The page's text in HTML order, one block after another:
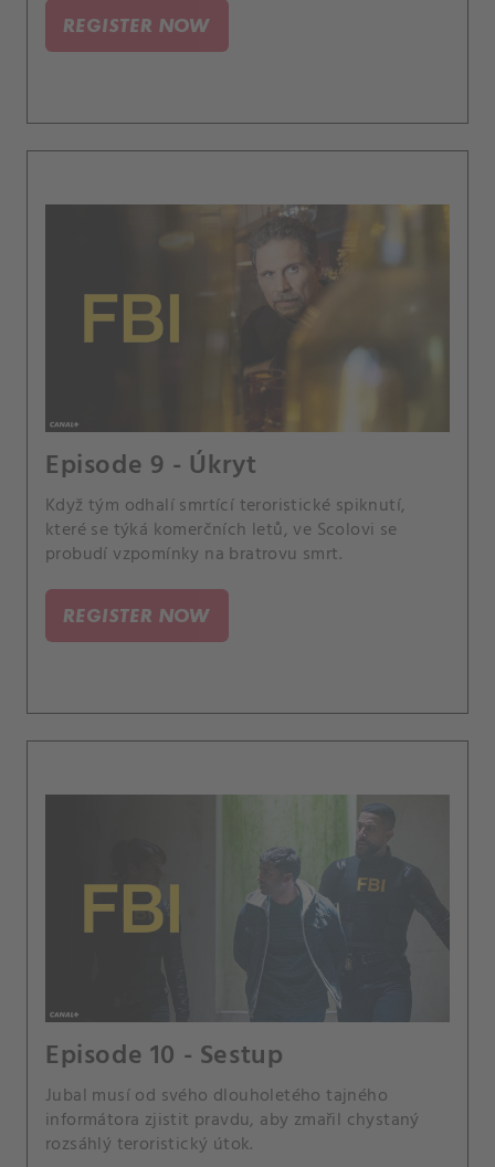
REGISTER NOW
Episode 9 - Úkryt
Když tým odhalí smrtící teroristické spiknutí,
které se týká komerčních letů, ve Scolovi se
probudí vzpomínky na bratrovu smrt.
REGISTER NOW
Episode 10 - Sestup
Jubal musí od svého dlouholetého tajného
informátora zjistit pravdu, aby zmařil chystaný
rozsáhlý teroristický útok.